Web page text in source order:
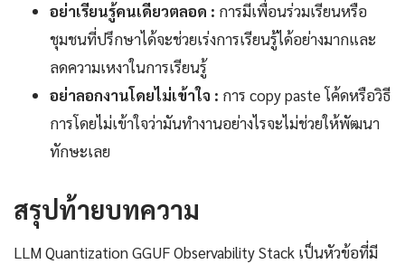
อย่าเรียนรู้คนเดียวตลอด : การมีเพื่อนร่วมเรียนหรือ
ชุมชนที่ปรึกษาได้จะช่วยเร่งการเรียนรู้ได้อย่างมากและ
ลดความเหงาในการเรียนรู้
อย่าลอกงานโดยไม่เข้าใจ : การ copy paste โค้ดหรือวิธี
การโดยไม่เข้าใจว่ามันทำงานอย่างไรจะไม่ช่วยให้พัฒนา
ทักษะเลย
สรุปท้ายบทความ
LLM Quantization GGUF Observability Stack เป็นหัวข้อที่มี